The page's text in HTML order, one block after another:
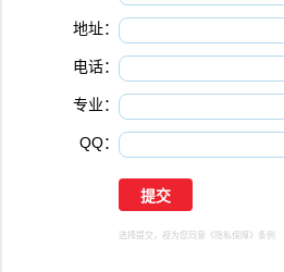
地址：
电话：
专业：
QQ：
选择提交，视为您同意 《隐私保障》 条例